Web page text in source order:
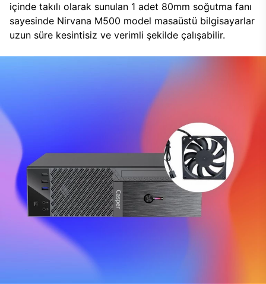
içinde takılı olarak sunulan 1 adet 80mm soğutma fanı
sayesinde Nirvana M500 model masaüstü bilgisayarlar
uzun süre kesintisiz ve verimli şekilde çalışabilir.